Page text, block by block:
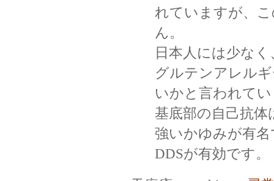
れていますが、
ん。
日本人には少な
グルテンアレル
いかと言われて
基底部の自己抗
強いかゆみが有
DDSが有効です